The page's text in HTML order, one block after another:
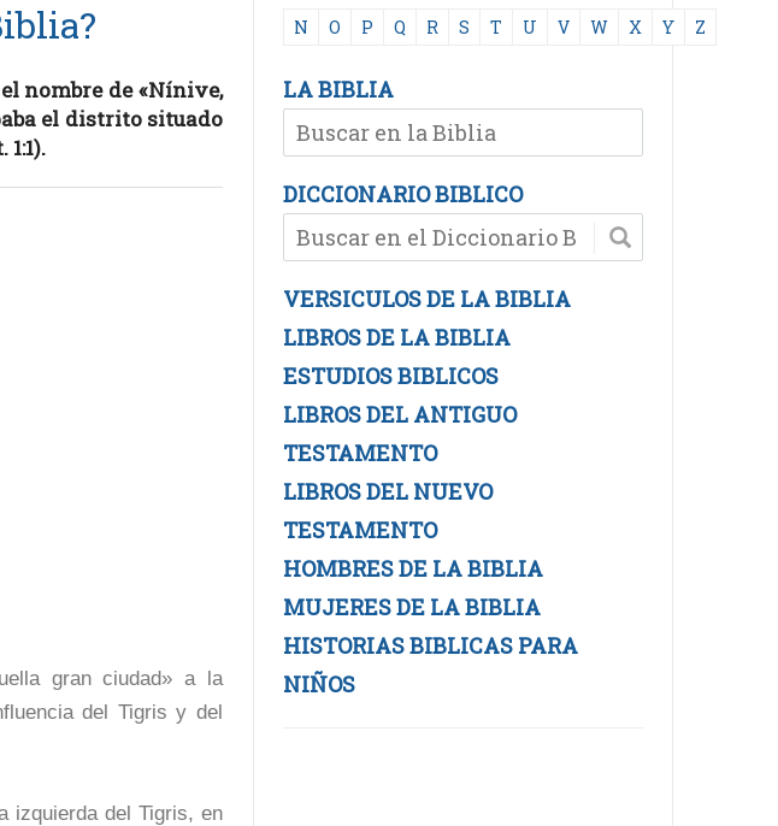
nombre de «Nínive,
el distrito situado
gran ciudad» a la
del Tigris y del
izquierda del Tigris, en
N O P Q R S T U V W X Y Z
LA BIBLIA
DICCIONARIO BIBLICO
VERSICULOS DE LA BIBLIA
LIBROS DE LA BIBLIA
ESTUDIOS BIBLICOS
LIBROS DEL ANTIGUO
TESTAMENTO
LIBROS DEL NUEVO
TESTAMENTO
HOMBRES DE LA BIBLIA
MUJERES DE LA BIBLIA
HISTORIAS BIBLICAS PARA
NIÑOS